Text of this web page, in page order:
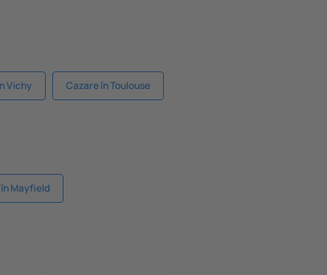
Vichy Cazare în Toulouse
Mayfield